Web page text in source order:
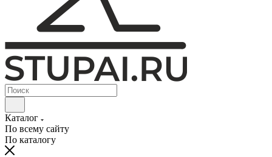
Каталог
По всему сайту
По каталогу